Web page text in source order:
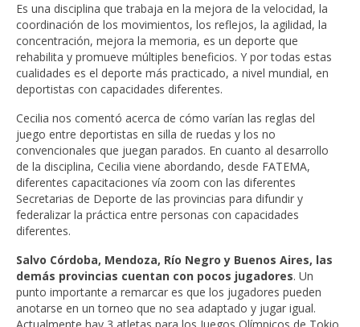
Es una disciplina que trabaja en la mejora de la velocidad, la
coordinación de los movimientos, los reflejos, la agilidad, la
concentración, mejora la memoria, es un deporte que
rehabilita y promueve múltiples beneficios. Y por todas estas
cualidades es el deporte más practicado, a nivel mundial, en
deportistas con capacidades diferentes.
Cecilia nos comentó acerca de cómo varían las reglas del
juego entre deportistas en silla de ruedas y los no
convencionales que juegan parados. En cuanto al desarrollo
de la disciplina, Cecilia viene abordando, desde FATEMA,
diferentes capacitaciones vía zoom con las diferentes
Secretarias de Deporte de las provincias para difundir y
federalizar la práctica entre personas con capacidades
diferentes.
Salvo Córdoba, Mendoza, Río Negro y Buenos Aires, las
demás provincias cuentan con pocos jugadores. Un
punto importante a remarcar es que los jugadores pueden
anotarse en un torneo que no sea adaptado y jugar igual.